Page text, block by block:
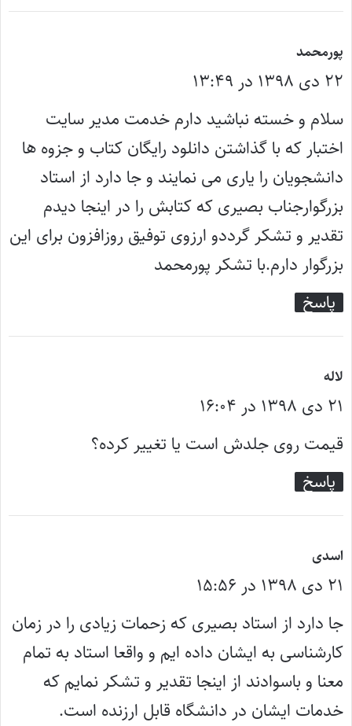
پورمحمد
ف
ت
:
۲۲ دی ۱۳۹۸ در ۱۳:۴۹
سلام و خسته نباشید دارم خدمت مدیر سایت
اختبار که با گذاشتن دانلود رایگان کتاب و جزوه ها
دانشجویان را یاری می نمایند و جا دارد از استاد
بزرگوارجناب بصیری که کتابش را در اینجا دیدم
تقدیر و تشکر گرددو ارزوی توفیق روزافزون برای این
بزرگوار دارم.با تشکر پورمحمد
پاسخ
لاله
ف
ت
:
۲۱ دی ۱۳۹۸ در ۱۶:۰۴
قیمت روی جلدش است یا تغییر کرده؟
پاسخ
اسدی
ف
ت
:
۲۱ دی ۱۳۹۸ در ۱۵:۵۶
جا دارد از استاد بصیری که زحمات زیادی را در زمان
کارشناسی به ایشان داده ایم و واقعا استاد به تمام
معنا و باسوادند از اینجا تقدیر و تشکر نمایم که
خدمات ایشان در دانشگاه قابل ارزنده است.